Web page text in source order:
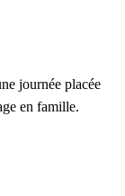
journée placée
en famille.